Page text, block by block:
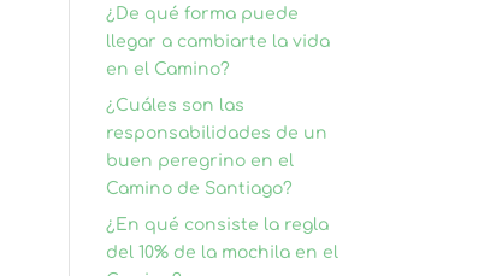
¿De qué forma puede
llegar a cambiarte la vida
en el Camino?
¿Cuáles son las
responsabilidades de un
buen peregrino en el
Camino de Santiago?
¿En qué consiste la regla
del 10% de la mochila en el